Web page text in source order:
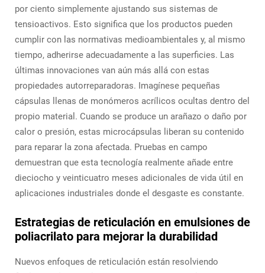
por ciento simplemente ajustando sus sistemas de
tensioactivos. Esto significa que los productos pueden
cumplir con las normativas medioambientales y, al mismo
tiempo, adherirse adecuadamente a las superficies. Las
últimas innovaciones van aún más allá con estas
propiedades autorreparadoras. Imagínese pequeñas
cápsulas llenas de monómeros acrílicos ocultas dentro del
propio material. Cuando se produce un arañazo o daño por
calor o presión, estas microcápsulas liberan su contenido
para reparar la zona afectada. Pruebas en campo
demuestran que esta tecnología realmente añade entre
dieciocho y veinticuatro meses adicionales de vida útil en
aplicaciones industriales donde el desgaste es constante.
Estrategias de reticulación en emulsiones de
poliacrilato para mejorar la durabilidad
Nuevos enfoques de reticulación están resolviendo